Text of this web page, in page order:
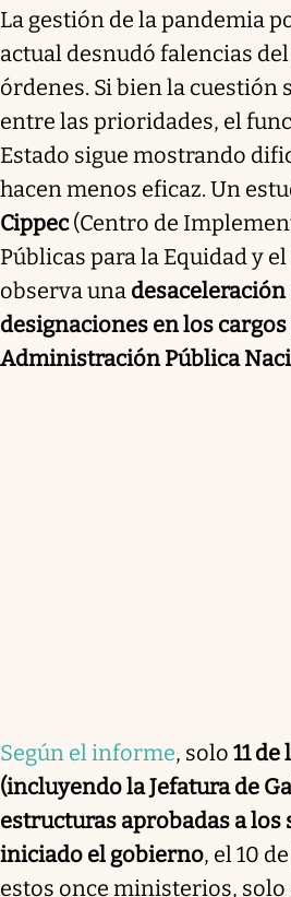
La gestión de la pandemia
actual desnudó falencias
órdenes. Si bien la cuestión
entre las prioridades, el
Estado sigue mostrando
hacen menos eficaz. Un
Cippec(Centro de
Públicas para la Equidad y
observa una
designaciones en los
Administración Pública
Según el informe, solo 11
(incluyendo la Jefatura de
estructuras aprobadas a los
iniciado el gobierno, el 10
estos once ministerios, solo